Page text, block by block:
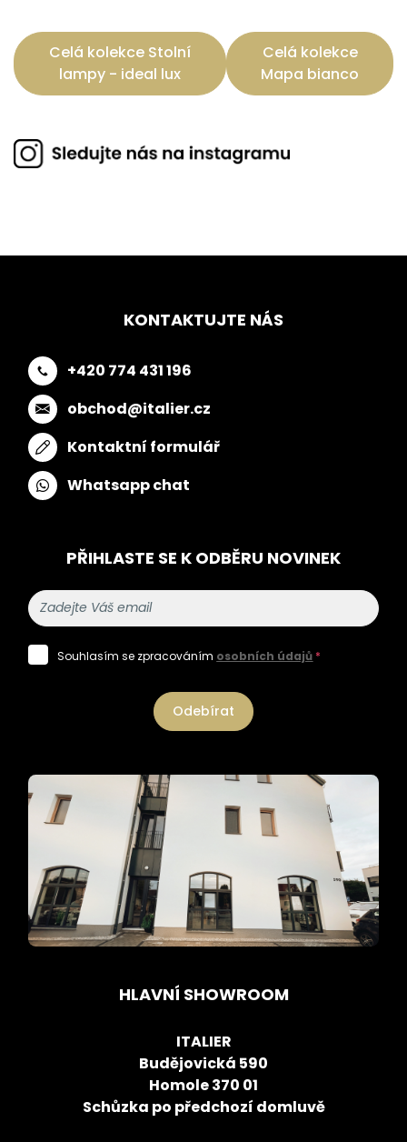
Celá kolekce Stolní
lampy - ideal lux
Celá kolekce
Mapa bianco
KONTAKTUJTE NÁS
+420 774 431 196
obchod@italier.cz
Kontaktní formulář
Whatsapp chat
PŘIHLASTE SE K ODBĚRU NOVINEK
Souhlasím se zpracováním osobních údajů *
Odebírat
HLAVNÍ SHOWROOM
ITALIER
Budějovická 590
Homole 370 01
Schůzka po předchozí domluvě